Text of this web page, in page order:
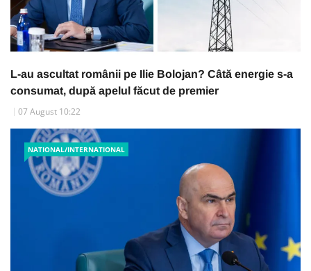
L-au ascultat românii pe Ilie Bolojan? Câtă energie s-a
consumat, după apelul făcut de premier
07 August 10:22
NATIONAL/INTERNATIONAL